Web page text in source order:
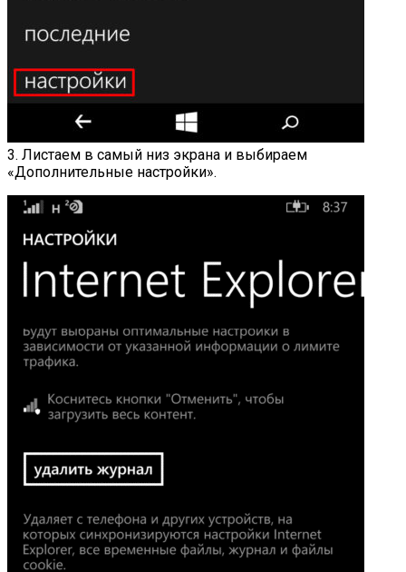
3. Листаем в самый низ экрана и выбираем
«Дополнительные настройки».